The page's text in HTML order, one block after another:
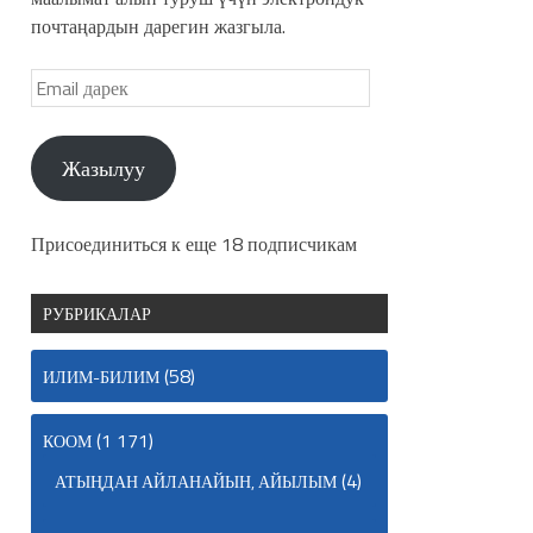
почтаңардын дарегин жазгыла.
Жазылуу
Присоединиться к еще 18 подписчикам
РУБРИКАЛАР
ИЛИМ-БИЛИМ(58)
КООМ(1 171)
АТЫҢДАН АЙЛАНАЙЫН, АЙЫЛЫМ(4)